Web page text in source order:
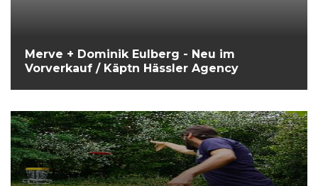
Merve + Dominik Eulberg - Neu im
Vorverkauf / Käptn Hässler Agency